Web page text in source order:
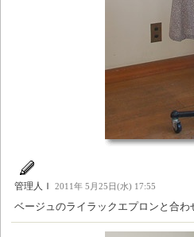
管理人Ｉ 2011年 5月25日(水) 17:55
ベージュのライラックエプロンと合わ